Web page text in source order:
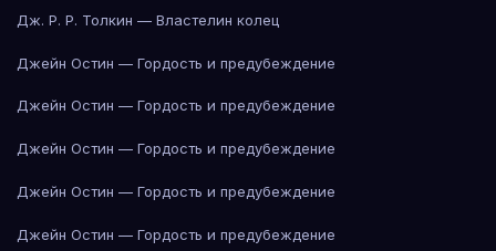
Дж. Р. Р. Толкин — Властелин колец
Джейн Остин — Гордость и предубеждение
Джейн Остин — Гордость и предубеждение
Джейн Остин — Гордость и предубеждение
Джейн Остин — Гордость и предубеждение
Джейн Остин — Гордость и предубеждение